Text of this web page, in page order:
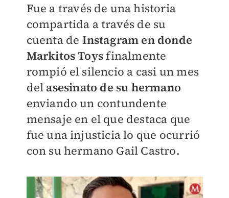
Fue a través de una historia
compartida a través de su
cuenta de Instagram en donde
Markitos Toysfinalmente
rompió el silencio a casi un mes
del asesinato de su hermano
enviando un contundente
mensaje en el que destaca que
fue una injusticia lo que ocurrió
con su hermano Gail Castro.